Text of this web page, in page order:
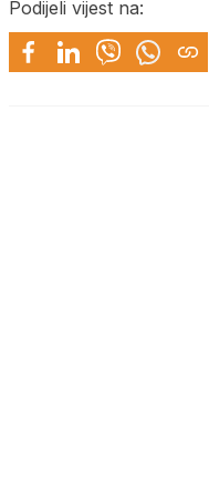
Podijeli vijest na: